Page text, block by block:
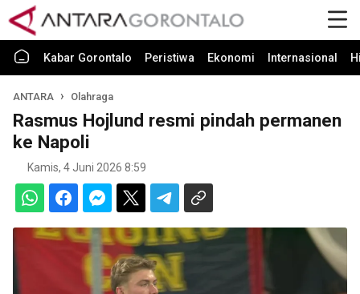
Kabar Gorontalo Peristiwa Ekonomi Internasional
ANTARA Olahraga
Rasmus Hojlund resmi pindah permanen
ke Napoli
Kamis, 4 Juni 2026 8:59